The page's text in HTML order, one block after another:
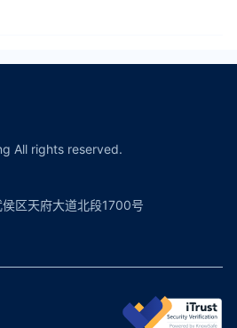
All rights reserved.
区天府大道北段1700号